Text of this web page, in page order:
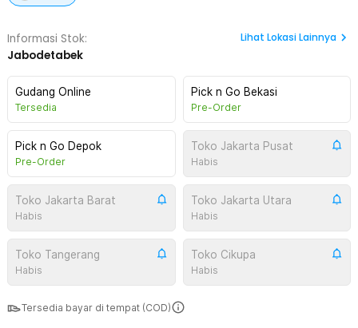
Informasi Stok:
Jabodetabek
Lihat Lokasi Lainnya
Gudang Online
Tersedia
Pick n Go Bekasi
Pre-Order
Pick n Go Depok
Pre-Order
Toko Jakarta Pusat
Habis
Toko Jakarta Barat
Habis
Toko Jakarta Utara
Habis
Toko Tangerang
Habis
Toko Cikupa
Habis
Tersedia bayar di tempat (COD)